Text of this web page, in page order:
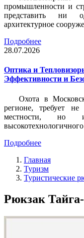
промышленности и
представить ни
архитектурное
Подробнее
28.07.2026
Оптика и
Эффективности и
Охота в
регионе, требует
местности, но и
Подробнее
Главная
Туризм
Туристические
Рюкзак